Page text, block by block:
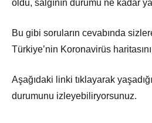
oldu, salgının durumu ne kadar
Bu gibi soruların cevabında
Türkiye’nin Koronavirüs haritasını
Aşağıdaki linki tıklayarak
durumunu izleyebiliryorsunuz.